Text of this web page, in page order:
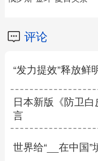
评论
“发力提效”释放鲜
日本新版《防卫
言
世界给“__在中国”